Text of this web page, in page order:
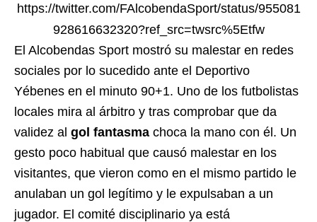
https://twitter.com/FAlcobendaSport/status/955081
928616632320?ref_src=twsrc%5Etfw
El Alcobendas Sport mostró su malestar en redes
sociales por lo sucedido ante el Deportivo
Yébenes en el minuto 90+1. Uno de los futbolistas
locales mira al árbitro y tras comprobar que da
validez al gol fantasma choca la mano con él. Un
gesto poco habitual que causó malestar en los
visitantes, que vieron como en el mismo partido le
anulaban un gol legítimo y le expulsaban a un
jugador. El comité disciplinario ya está